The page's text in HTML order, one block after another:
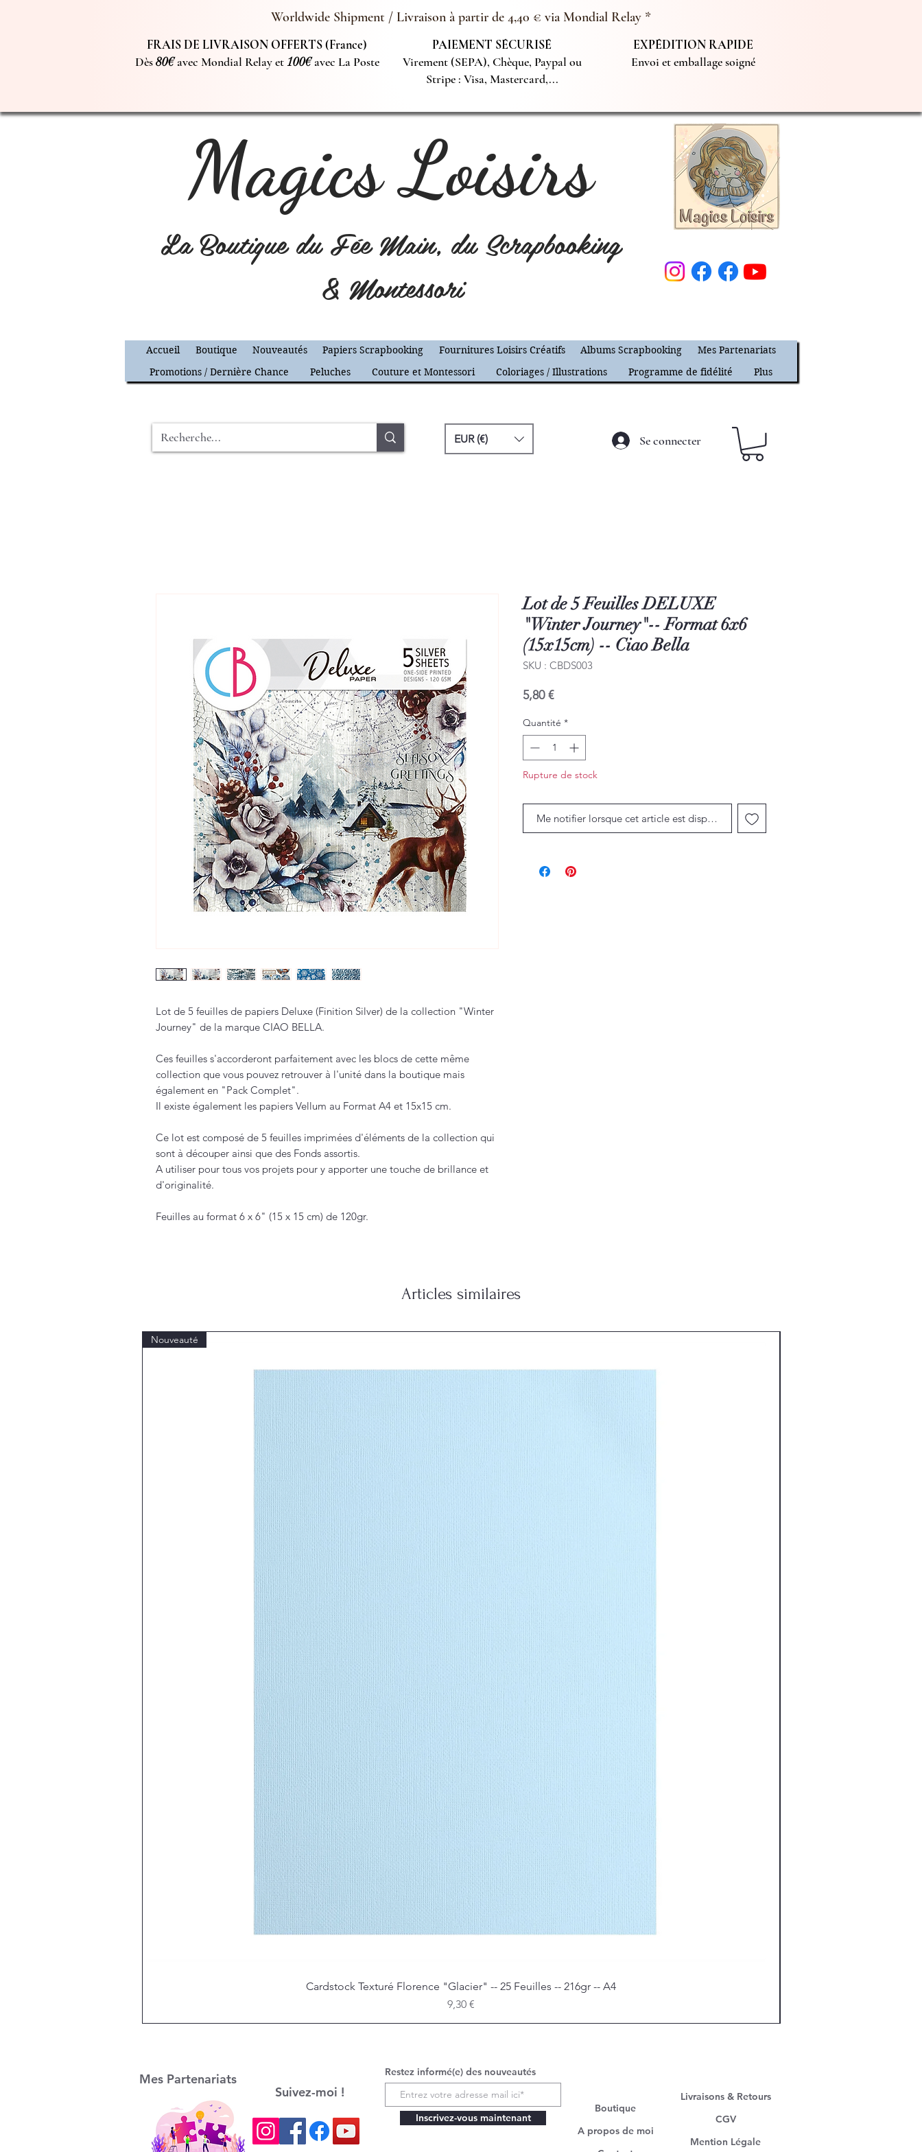
Worldwide Shipment / Livraison à partir de 4,40 € via Mondial Relay *
FRAIS DE LIVRAISON OFFERTS (France)
Dès80€avec Mondial Relay et100€avec La Poste
PAIEMENT SÉCURISÉ
Virement (SEPA), Chèque, Paypal ou
Stripe : Visa, Mastercard,...
EXPÉDITION RAPIDE
Envoi et emballage soigné
Magics Loisirs
La Boutique du Fée Main, du Scrapbooking
& Montessori
Accueil Boutique Nouveautés Papiers Scrapbooking Fournitures Loisirs Créatifs Albums Scrapbooking
Mes Partenariats
Promotions / Dernière Chance
Peluches Couture et Montessori Coloriages / Illustrations Programme de fidélité Plus
EUR (€) Se connecter
Lot de 5 feuilles de papiers Deluxe (Finition Silver) de la collection "Winter
Journey" de la marque CIAO BELLA.
Ces feuilles s'accorderont parfaitement avec les blocs de cette même
collection que vous pouvez retrouver à l'unité dans la boutique mais
également en "Pack Complet".
Il existe également les papiers Vellum au Format A4 et 15x15 cm.
Ce lot est composé de 5 feuilles imprimées d'éléments de la collection qui
sont à découper ainsi que des Fonds assortis.
A utiliser pour tous vos projets pour y apporter une touche de brillance et
d'originalité.
Feuilles au format 6 x 6" (15 x 15 cm) de 120gr.
Lot de 5 Feuilles DELUXE
"Winter Journey"-- Format 6x6
(15x15cm) -- Ciao Bella
SKU : CBDS003
5,80 €Prix
Quantité *
Rupture de stock
Me notifier lorsque cet article est disponible
Articles similaires
Aperçu rapide
Nouveauté
Cardstock Texturé Florence "Glacier" -- 25 Feuilles -- 216gr -- A4
Prix
9,30 €
Mes Partenariats Restez informé(e) des nouveautés
Inscrivez-vous maintenant
Suivez-moi !
Boutique
A propos de moi
Livraisons & Retours
CGV
Mention Légale